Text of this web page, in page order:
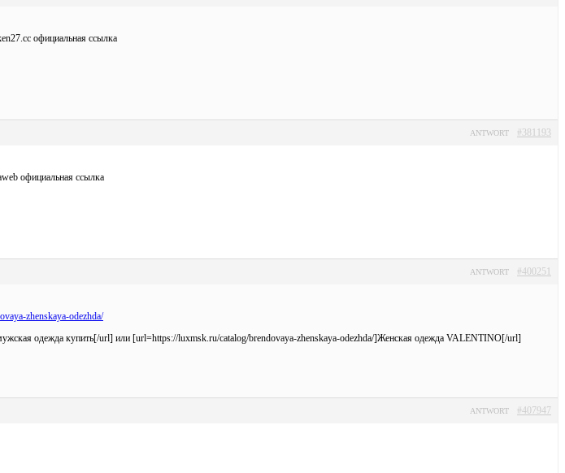
официальная ссылка
#381193
ANTWORT
официальная ссылка
#400251
ANTWORT
zhenskaya-odezhda/
одежда купить[/url] или [url=https://luxmsk.ru/catalog/brendovaya-zhenskaya-odezhda/]Женская одежда VALENTINO[/url]
#407947
ANTWORT